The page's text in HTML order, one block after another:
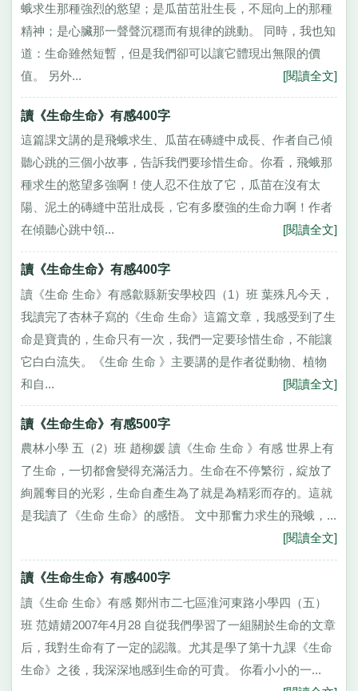
蛾求生那種強烈的慾望；是瓜苗茁壯生長，不屈向上的那種
精神；是心臟那一聲聲沉穩而有規律的跳動。 同時，我也知
道：生命雖然短暫，但是我們卻可以讓它體現出無限的價
值。 另外...
[閱讀全文]
讀《生命生命》有感400字
這篇課文講的是飛蛾求生、瓜苗在磚縫中成長、作者自己傾
聽心跳的三個小故事，告訴我們要珍惜生命。你看，飛蛾那
種求生的慾望多強啊！使人忍不住放了它，瓜苗在沒有太
陽、泥土的磚縫中茁壯成長，它有多麼強的生命力啊！作者
在傾聽心跳中領...
[閱讀全文]
讀《生命生命》有感400字
讀《生命 生命》有感歙縣新安學校四（1）班 葉殊凡今天，
我讀完了杏林子寫的《生命 生命》這篇文章，我感受到了生
命是寶貴的，生命只有一次，我們一定要珍惜生命，不能讓
它白白流失。《生命 生命 》主要講的是作者從動物、植物
和自...
[閱讀全文]
讀《生命生命》有感500字
農林小學 五（2）班 趙柳媛 讀《生命 生命 》有感 世界上有
了生命，一切都會變得充滿活力。生命在不停繁衍，綻放了
絢麗奪目的光彩，生命自產生為了就是為精彩而存的。這就
是我讀了《生命 生命》的感悟。 文中那奮力求生的飛蛾，...
[閱讀全文]
讀《生命生命》有感400字
讀《生命 生命》有感 鄭州市二七區淮河東路小學四（五）
班 范婧婧2007年4月28 自從我們學習了一組關於生命的文章
后，我對生命有了一定的認識。尤其是學了第十九課《生命
生命》之後，我深深地感到生命的可貴。 你看小小的一...